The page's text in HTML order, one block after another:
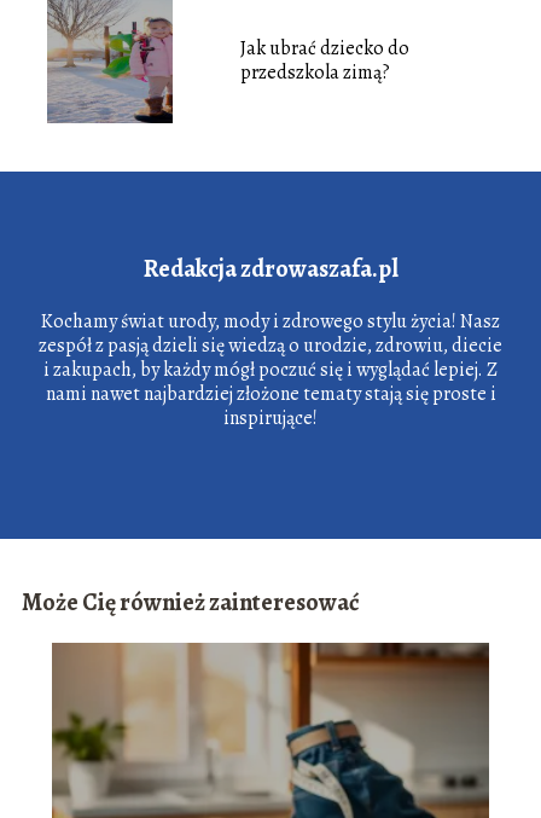
Jak ubrać dziecko do
przedszkola zimą?
Redakcja zdrowaszafa.pl
Kochamy świat urody, mody i zdrowego stylu życia! Nasz
zespół z pasją dzieli się wiedzą o urodzie, zdrowiu, diecie
i zakupach, by każdy mógł poczuć się i wyglądać lepiej. Z
nami nawet najbardziej złożone tematy stają się proste i
inspirujące!
Może Cię również zainteresować